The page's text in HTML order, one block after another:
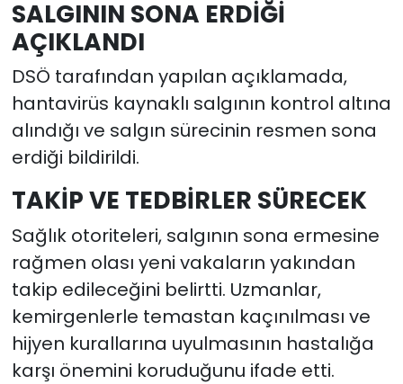
SALGININ SONA ERDİĞİ
AÇIKLANDI
DSÖ tarafından yapılan açıklamada,
hantavirüs kaynaklı salgının kontrol altına
alındığı ve salgın sürecinin resmen sona
erdiği bildirildi.
TAKİP VE TEDBİRLER SÜRECEK
Sağlık otoriteleri, salgının sona ermesine
rağmen olası yeni vakaların yakından
takip edileceğini belirtti. Uzmanlar,
kemirgenlerle temastan kaçınılması ve
hijyen kurallarına uyulmasının hastalığa
karşı önemini koruduğunu ifade etti.